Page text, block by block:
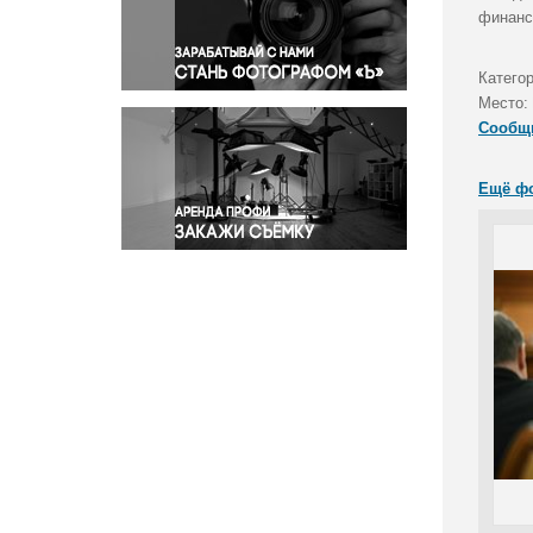
Правосудие
Происшествия и конфликты
Религия
Светская жизнь
Спорт
Экология
Экономика и бизнес
Место:
Ещё